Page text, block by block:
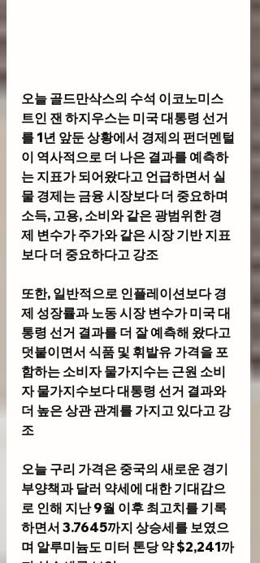
오늘 골드만삭스의 수석 이코노미스
트인 잰 하지우스는 미국 대통령 선거
를 1년 앞둔 상황에서 경제의 펀더멘털
이 역사적으로 더 나은 결과를 예측하
는 지표가 되어왔다고 언급하면서 실
물 경제는 금융 시장보다 더 중요하며
소득, 고용, 소비와 같은 광범위한 경
제 변수가 주가와 같은 시장 기반 지표
보다 더 중요하다고 강조
또한, 일반적으로 인플레이션보다 경
제 성장률과 노동 시장 변수가 미국 대
통령 선거 결과를 더 잘 예측해 왔다고
덧붙이면서 식품 및 휘발유 가격을 포
함하는 소비자 물가지수는 근원 소비
자 물가지수보다 대통령 선거 결과와
더 높은 상관 관계를 가지고 있다고 강
조
오늘 구리 가격은 중국의 새로운 경기
부양책과 달러 약세에 대한 기대감으
로 인해 지난 9월 이후 최고치를 기록
하면서 3.7645까지 상승세를 보였으
며 알루미늄도 미터 톤당 약 $2,241까